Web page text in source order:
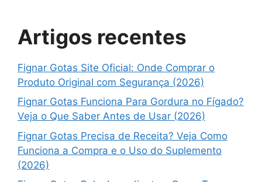
Artigos recentes
Fignar Gotas Site Oficial: Onde Comprar o
Produto Original com Segurança (2026)
Fignar Gotas Funciona Para Gordura no Fígado?
Veja o Que Saber Antes de Usar (2026)
Fignar Gotas Precisa de Receita? Veja Como
Funciona a Compra e o Uso do Suplemento
(2026)